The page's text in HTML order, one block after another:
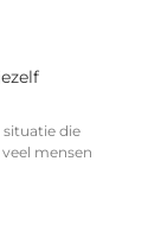
situatie die
mensen